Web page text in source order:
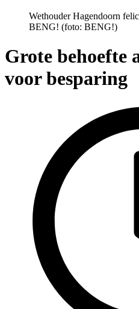
Wethouder Hagendoorn
BENG! (foto: BENG!)
Grote behoefte
voor besparing